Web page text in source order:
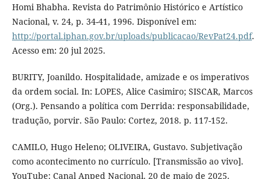
Homi Bhabha. Revista do Patrimônio Histórico e Artístico
Nacional, v. 24, p. 34-41, 1996. Disponível em:
http://portal.iphan.gov.br/uploads/publicacao/RevPat24.pdf.
Acesso em: 20 jul 2025.
BURITY, Joanildo. Hospitalidade, amizade e os imperativos
da ordem social. In: LOPES, Alice Casimiro; SISCAR, Marcos
(Org.). Pensando a política com Derrida: responsabilidade,
tradução, porvir. São Paulo: Cortez, 2018. p. 117-152.
CAMILO, Hugo Heleno; OLIVEIRA, Gustavo. Subjetivação
como acontecimento no currículo. [Transmissão ao vivo].
YouTube: Canal Anped Nacional. 20 de maio de 2025.